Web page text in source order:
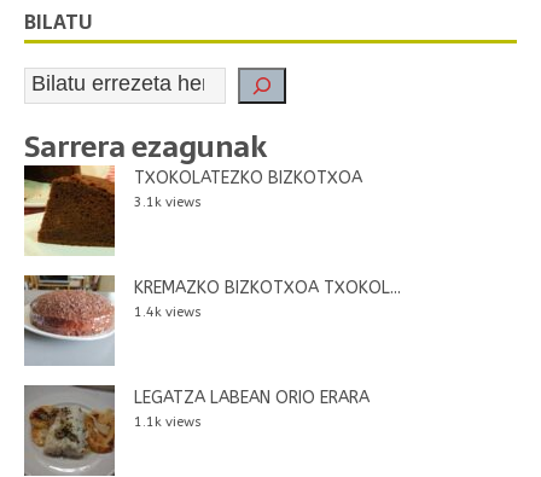
BILATU
Sarrera ezagunak
TXOKOLATEZKO BIZKOTXOA
3.1k views
KREMAZKO BIZKOTXOA TXOKOL...
1.4k views
LEGATZA LABEAN ORIO ERARA
1.1k views